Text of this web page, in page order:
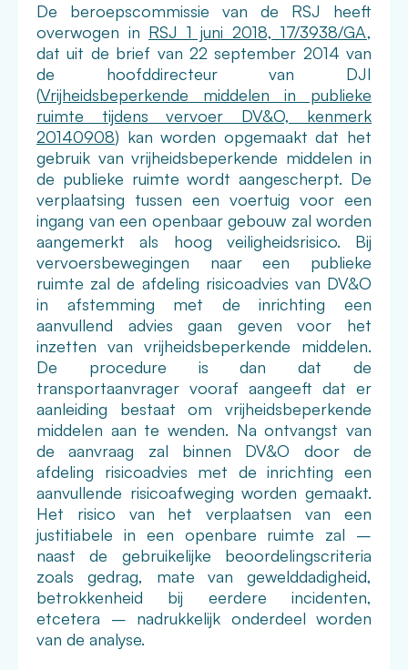
De beroepscommissie van de RSJ heeft
overwogen in RSJ 1 juni 2018, 17/3938/GA,
dat uit de brief van 22 september 2014 van
de hoofddirecteur van DJI
(Vrijheidsbeperkende middelen in publieke
ruimte tijdens vervoer DV&O, kenmerk
20140908) kan worden opgemaakt dat het
gebruik van vrijheidsbeperkende middelen in
de publieke ruimte wordt aangescherpt. De
verplaatsing tussen een voertuig voor een
ingang van een openbaar gebouw zal worden
aangemerkt als hoog veiligheidsrisico. Bij
vervoersbewegingen naar een publieke
ruimte zal de afdeling risicoadvies van DV&O
in afstemming met de inrichting een
aanvullend advies gaan geven voor het
inzetten van vrijheidsbeperkende middelen.
De procedure is dan dat de
transportaanvrager vooraf aangeeft dat er
aanleiding bestaat om vrijheidsbeperkende
middelen aan te wenden. Na ontvangst van
de aanvraag zal binnen DV&O door de
afdeling risicoadvies met de inrichting een
aanvullende risicoafweging worden gemaakt.
Het risico van het verplaatsen van een
justitiabele in een openbare ruimte zal –
naast de gebruikelijke beoordelingscriteria
zoals gedrag, mate van gewelddadigheid,
betrokkenheid bij eerdere incidenten,
etcetera – nadrukkelijk onderdeel worden
van de analyse.